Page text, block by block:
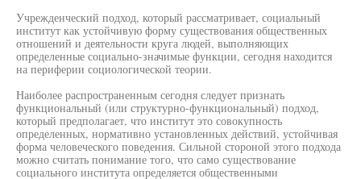
Учрежденческий подход, который рассматривает, социальный
институт как устойчивую форму существования общественных
отношений и деятельности круга людей, выполняющих
определенные социально-значимые функции, сегодня находится
на периферии социологической теории.
Наиболее распространенным сегодня следует признать
функциональный (или структурно-функциональный) подход,
который предполагает, что институт это совокупность
определенных, нормативно установленных действий, устойчивая
форма человеческого поведения. Сильной стороной этого подхода
можно считать понимание того, что само существование
социального института определяется общественными